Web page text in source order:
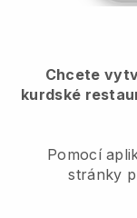
Chcete
kurdské
Pomocí
stránky